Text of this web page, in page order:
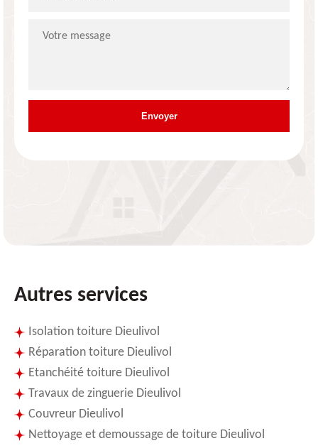
Autres services
Isolation toiture Dieulivol
Réparation toiture Dieulivol
Etanchéité toiture Dieulivol
Travaux de zinguerie Dieulivol
Couvreur Dieulivol
Nettoyage et demoussage de toiture Dieulivol